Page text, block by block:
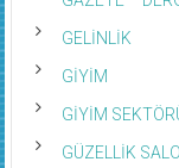
GELİNLİK
GİYİM
GİYİM
GÜZELLİK